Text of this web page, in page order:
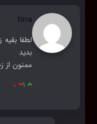
tina
لطفا
بدید
ممنون از
1
0